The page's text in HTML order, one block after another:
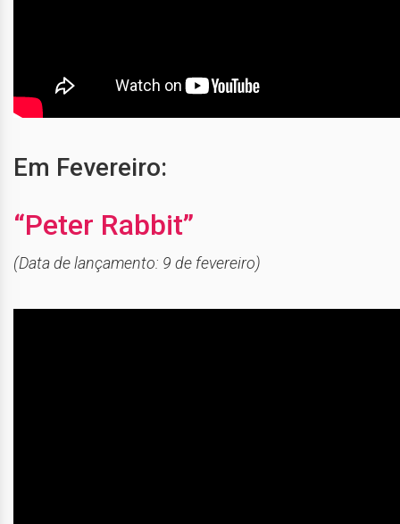
Em Fevereiro:
“Peter Rabbit”
(Data de lançamento: 9 de fevereiro)